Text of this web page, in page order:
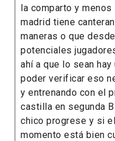
la comparto y
madrid tiene
maneras o que
potenciales
ahí a que lo sean
poder verificar eso
y entrenando con el
castilla en segunda
chico progrese y si
momento está bien